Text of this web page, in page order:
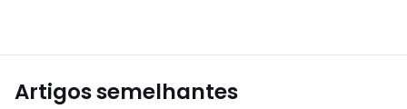
Artigos semelhantes